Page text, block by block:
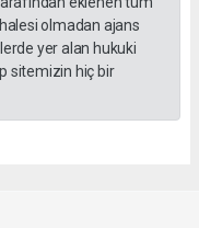
olmadan ajans
yer alan hukuki
sitemizin hiç bir